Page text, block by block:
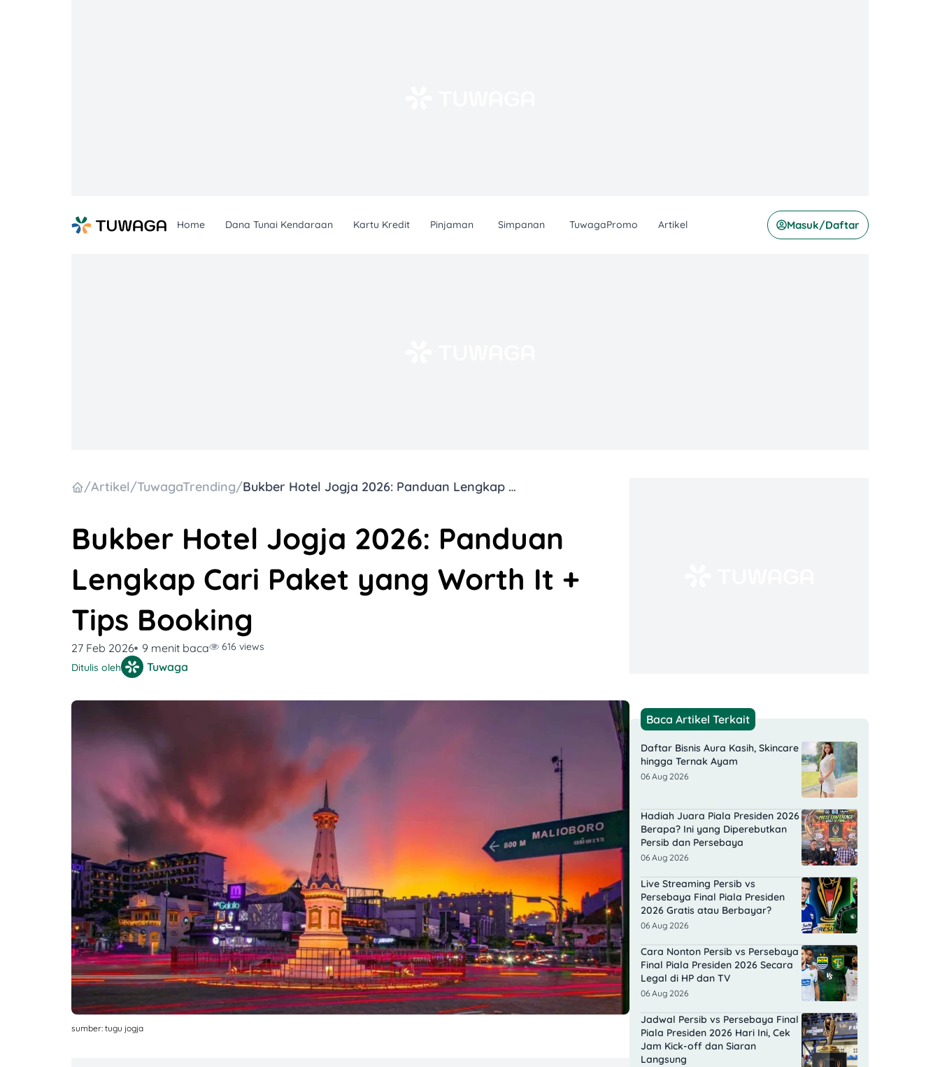
Home Dana Tunai Kendaraan Kartu Kredit Pinjaman Simpanan TuwagaPromo Artikel Masuk/Daftar
/Artikel/TuwagaTrending/ Bukber Hotel Jogja 2026: Panduan Lengkap Cari Paket yang Worth It + Tips Booking
Bukber Hotel Jogja 2026: Panduan
Lengkap Cari Paket yang Worth It +
Tips Booking
27 Feb 2026 9 menit baca
616 views
Ditulis oleh
Tuwaga
sumber: tugu jogja
Baca Artikel Terkait
Daftar Bisnis Aura Kasih, Skincare
hingga Ternak Ayam
06 Aug 2026
Hadiah Juara Piala Presiden 2026
Berapa? Ini yang Diperebutkan
Persib dan Persebaya
06 Aug 2026
Live Streaming Persib vs
Persebaya Final Piala Presiden
2026 Gratis atau Berbayar?
06 Aug 2026
Cara Nonton Persib vs Persebaya
Final Piala Presiden 2026 Secara
Legal di HP dan TV
06 Aug 2026
Jadwal Persib vs Persebaya Final
Piala Presiden 2026 Hari Ini, Cek
Jam Kick-off dan Siaran
Langsung